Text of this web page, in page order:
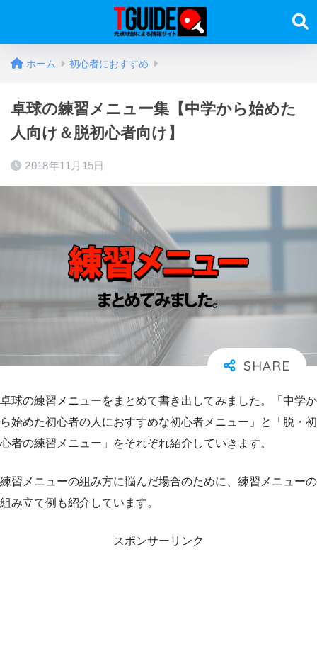
ホーム 初心者におすすめ
卓球の練習メニュー集【中学から始めた
人向け＆脱初心者向け】
2018年11月15日
卓球の練習メニューをまとめて書き出してみました。「中学か
ら始めた初心者の人におすすめな初心者メニュー」と「脱・初
心者の練習メニュー」をそれぞれ紹介していきます。
練習メニューの組み方に悩んだ場合のために、練習メニューの
組み立て例も紹介しています。
スポンサーリンク